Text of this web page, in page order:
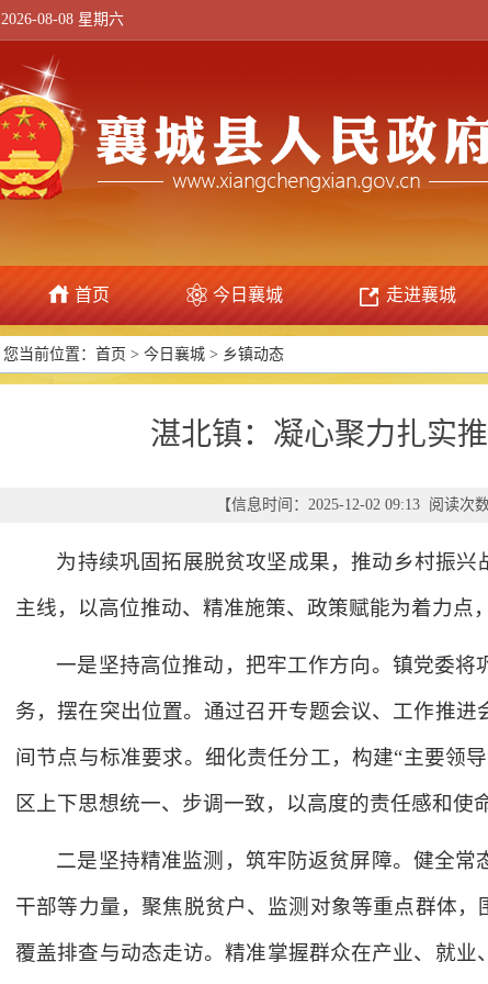
2026-08-08 星期六
首页 今日襄城 走进襄城
您当前位置： 首页 > 今日襄城 > 乡镇动态
湛北镇：凝心聚力扎实
【信息时间：2025-12-02 09:13 阅读次
为持续巩固拓展脱贫攻坚成果，推动乡村振
主线，以高位推动、精准施策、政策赋能为着力点
一是坚持高位推动，把牢工作方向。镇党委
务，摆在突出位置。通过召开专题会议、工作推
间节点与标准要求。细化责任分工，构建“主要领
区上下思想统一、步调一致，以高度的责任感和使
二是坚持精准监测，筑牢防返贫屏障。健全
干部等力量，聚焦脱贫户、监测对象等重点群体
覆盖排查与动态走访。精准掌握群众在产业、就